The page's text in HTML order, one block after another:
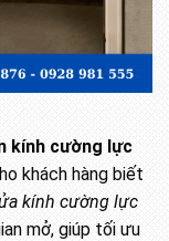
kính cường lực
khách hàng biết
kính cường lực
mở, giúp tối ưu